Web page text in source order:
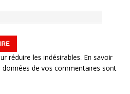
réduire les indésirables. En savoir
de vos commentaires sont